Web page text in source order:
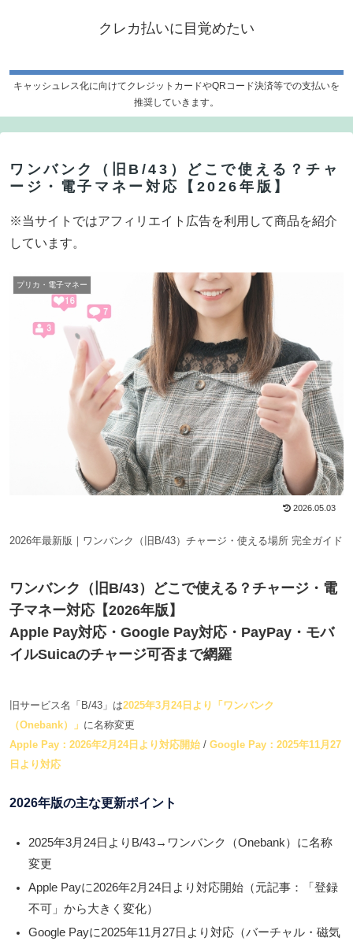
クレカ払いに目覚めたい
キャッシュレス化に向けてクレジットカードやQRコード決済等での支払いを
推奨していきます。
ワンバンク（旧B/43）どこで使える？チャ
ージ・電子マネー対応【2026年版】
※当サイトではアフィリエイト広告を利用して商品を紹介
しています。
プリカ・電子マネー
2026.05.03
2026年最新版｜ワンバンク（旧B/43）チャージ・使える場所 完全ガイド
ワンバンク（旧B/43）どこで使える？チャージ・電
子マネー対応【2026年版】
Apple Pay対応・Google Pay対応・PayPay・モバ
イルSuicaのチャージ可否まで網羅
旧サービス名「B/43」は2025年3月24日より「ワンバンク
（Onebank）」 に名称変更
Apple Pay：2026年2月24日より対応開始 / Google Pay：2025年11月27
日より対応
2026年版の主な更新ポイント
2025年3月24日よりB/43→ワンバンク（Onebank）に名称
変更
Apple Payに2026年2月24日より対応開始（元記事：「登録
不可」から大きく変化）
Google Payに2025年11月27日より対応（バーチャル・磁気